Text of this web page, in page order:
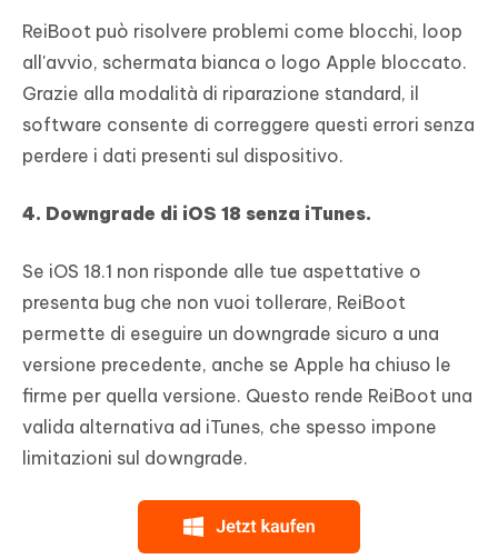
ReiBoot può risolvere problemi come blocchi, loop
all'avvio, schermata bianca o logo Apple bloccato.
Grazie alla modalità di riparazione standard, il
software consente di correggere questi errori senza
perdere i dati presenti sul dispositivo.
4. Downgrade di iOS 18 senza iTunes.
Se iOS 18.1 non risponde alle tue aspettative o
presenta bug che non vuoi tollerare, ReiBoot
permette di eseguire un downgrade sicuro a una
versione precedente, anche se Apple ha chiuso le
firme per quella versione. Questo rende ReiBoot una
valida alternativa ad iTunes, che spesso impone
limitazioni sul downgrade.